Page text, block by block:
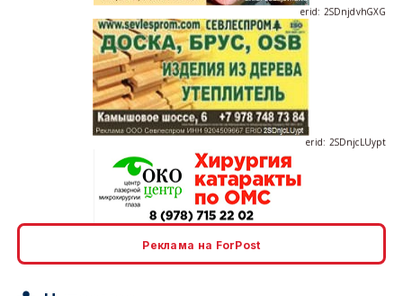
erid: 2SDnjcLUypt
Реклама на ForPost